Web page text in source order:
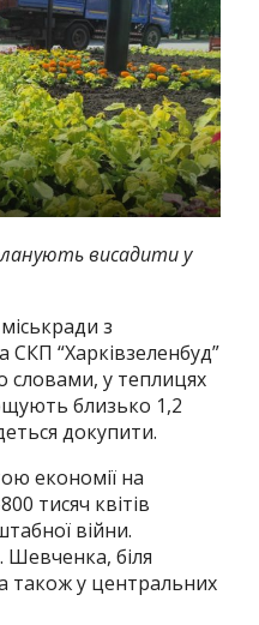
висадити у
з
“Харківзеленбуд”
словами, у теплицях
близько 1,2
докупити.
економії на
тисяч квітів
війни.
Шевченка, біля
також у центральних